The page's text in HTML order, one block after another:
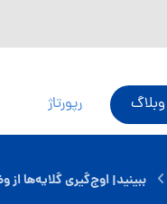
وبلاگ رپورتاژ
ببینید| اوج‌گیری گلایه‌ها